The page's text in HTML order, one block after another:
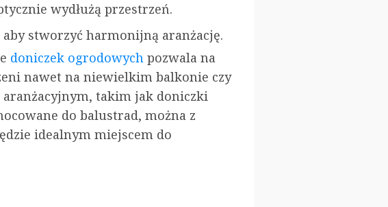
wydłużą przestrzeń.
stworzyć harmonijną aranżację.
doniczek ogrodowych pozwala na
nawet na niewielkim balkonie czy
takim jak doniczki
do balustrad, można z
idealnym miejscem do